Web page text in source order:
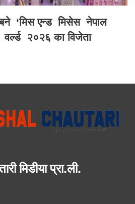
‘मिस एन्ड मिसेस नेपाल
२०२६ का विजेता
मिडीया प्रा.ली.